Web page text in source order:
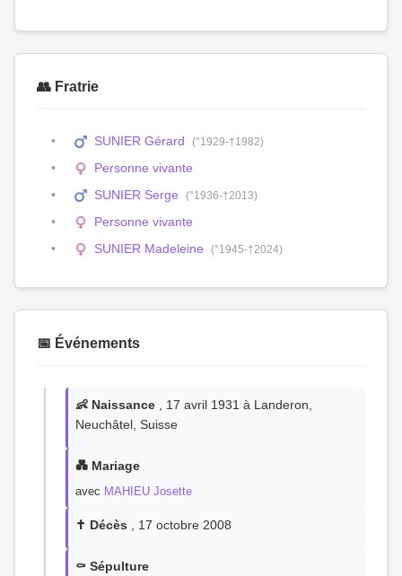
👥 Fratrie
SUNIER Gérard (°1929-†1982)
Personne vivante
SUNIER Serge
(°1936-†2013)
Personne vivante
SUNIER Madeleine
(°1945-†2024)
📅 Événements
👶 Naissance , 17 avril 1931 à Landeron,
Neuchâtel, Suisse
💑 Mariage
avec MAHIEU Josette
✝️ Décès , 17 octobre 2008
⚰️ Sépulture